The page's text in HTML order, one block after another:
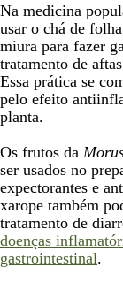
Na medicina
usar o chá de
miura para fazer
tratamento de
Essa prática se
pelo efeito
planta.
Os frutos da
ser usados no
expectorantes e
xarope também
tratamento de
doenças
gastrointestinal.